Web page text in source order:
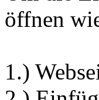
öffnen
1.)